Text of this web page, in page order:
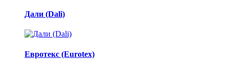
Дали (Dali)
Евротекс (Eurotex)